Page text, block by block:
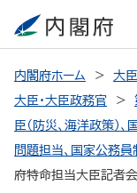
内閣府ホーム 大
大臣・大臣政務官
臣（防災、海洋政策）
問題担当、国家公務員
府特命担当大臣記者